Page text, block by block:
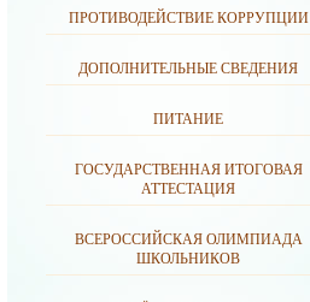
ПРОТИВОДЕЙСТВИЕ КОРРУПЦИИ
ДОПОЛНИТЕЛЬНЫЕ СВЕДЕНИЯ
ПИТАНИЕ
ГОСУДАРСТВЕННАЯ ИТОГОВАЯ
АТТЕСТАЦИЯ
ВСЕРОССИЙСКАЯ ОЛИМПИАДА
ШКОЛЬНИКОВ